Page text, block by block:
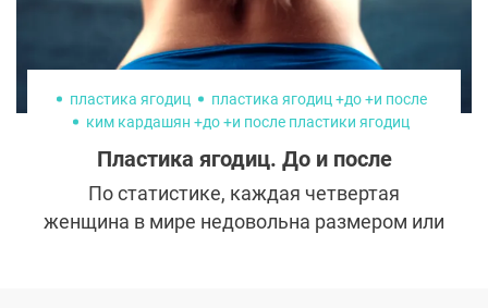
пластика ягодиц
пластика ягодиц +до +и после
ким кардашян +до +и после пластики ягодиц
игги азалия попа
деми роуз +до +и после пластики
ники минаж +до пластики
пластика ягодиц фото
Пластика ягодиц. До и после
По статистике, каждая четвертая
женщина в мире недовольна размером или